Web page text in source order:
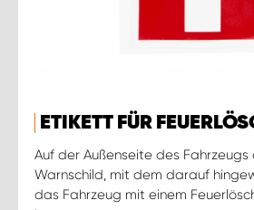
ETIKETT FÜR
Auf der Außenseite des
Warnschild, mit dem darauf
das Fahrzeug mit einem